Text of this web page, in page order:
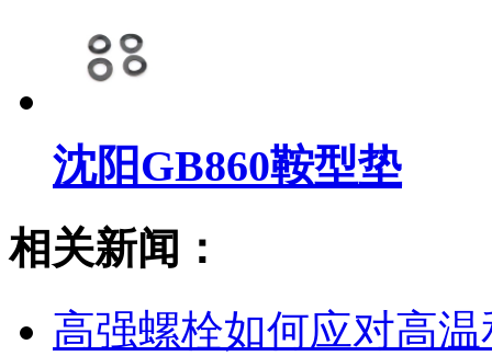
沈阳GB860鞍型垫
相关新闻：
高强螺栓如何应对高